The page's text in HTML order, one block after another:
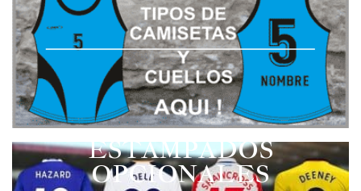
ESTAMPADOS
OPCIONALES